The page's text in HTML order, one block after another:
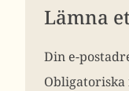
Lämna
Din e-